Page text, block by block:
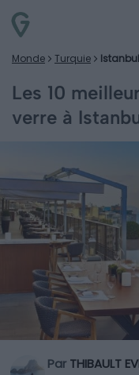
Monde Turquie Istanbul
Les 10
verre à
Par THIBAULT